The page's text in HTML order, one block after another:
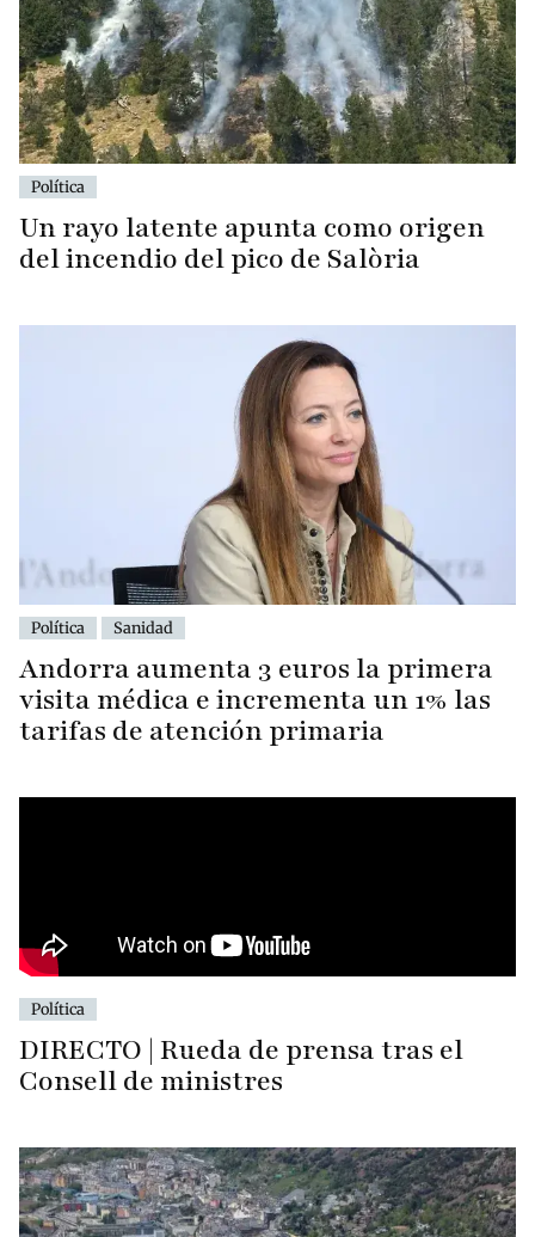
Política
Un rayo latente apunta como origen
del incendio del pico de Salòria
Política Sanidad
Andorra aumenta 3 euros la primera
visita médica e incrementa un 1% las
tarifas de atención primaria
Política
DIRECTO | Rueda de prensa tras el
Consell de ministres